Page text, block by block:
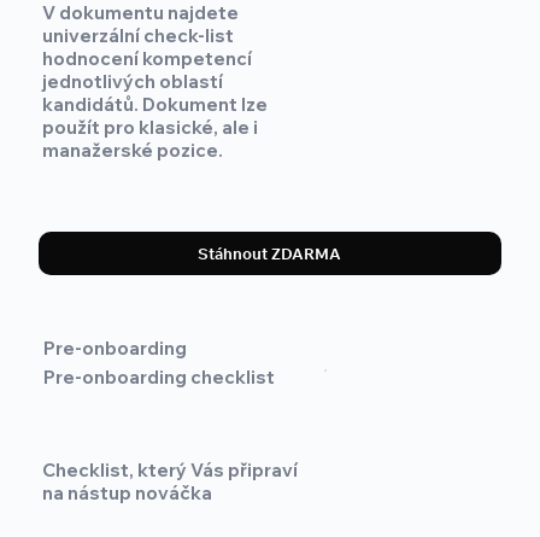
V dokumentu najdete
univerzální check-list
hodnocení kompetencí
jednotlivých oblastí
kandidátů. Dokument lze
použít pro klasické, ale i
manažerské pozice.
Stáhnout ZDARMA
Pre-onboarding
Pre-onboarding checklist
Checklist, který Vás připraví
na nástup nováčka